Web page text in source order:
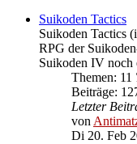
Suikoden Tactics
Suikoden Tactics
RPG der
Suikoden IV noch
Themen: 11
Beiträge:
Letzter
von
Di 20. Feb